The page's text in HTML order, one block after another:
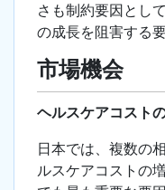
さも制約要因とし
の成長を阻害する
市場機会
ヘルスケアコスト
日本では、複数の
ルスケアコストの